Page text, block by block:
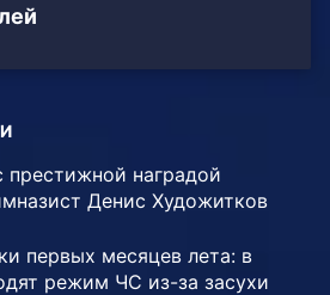
престижной наградой
Денис Художитков
первых месяцев лета: в
режим ЧС из-за засухи